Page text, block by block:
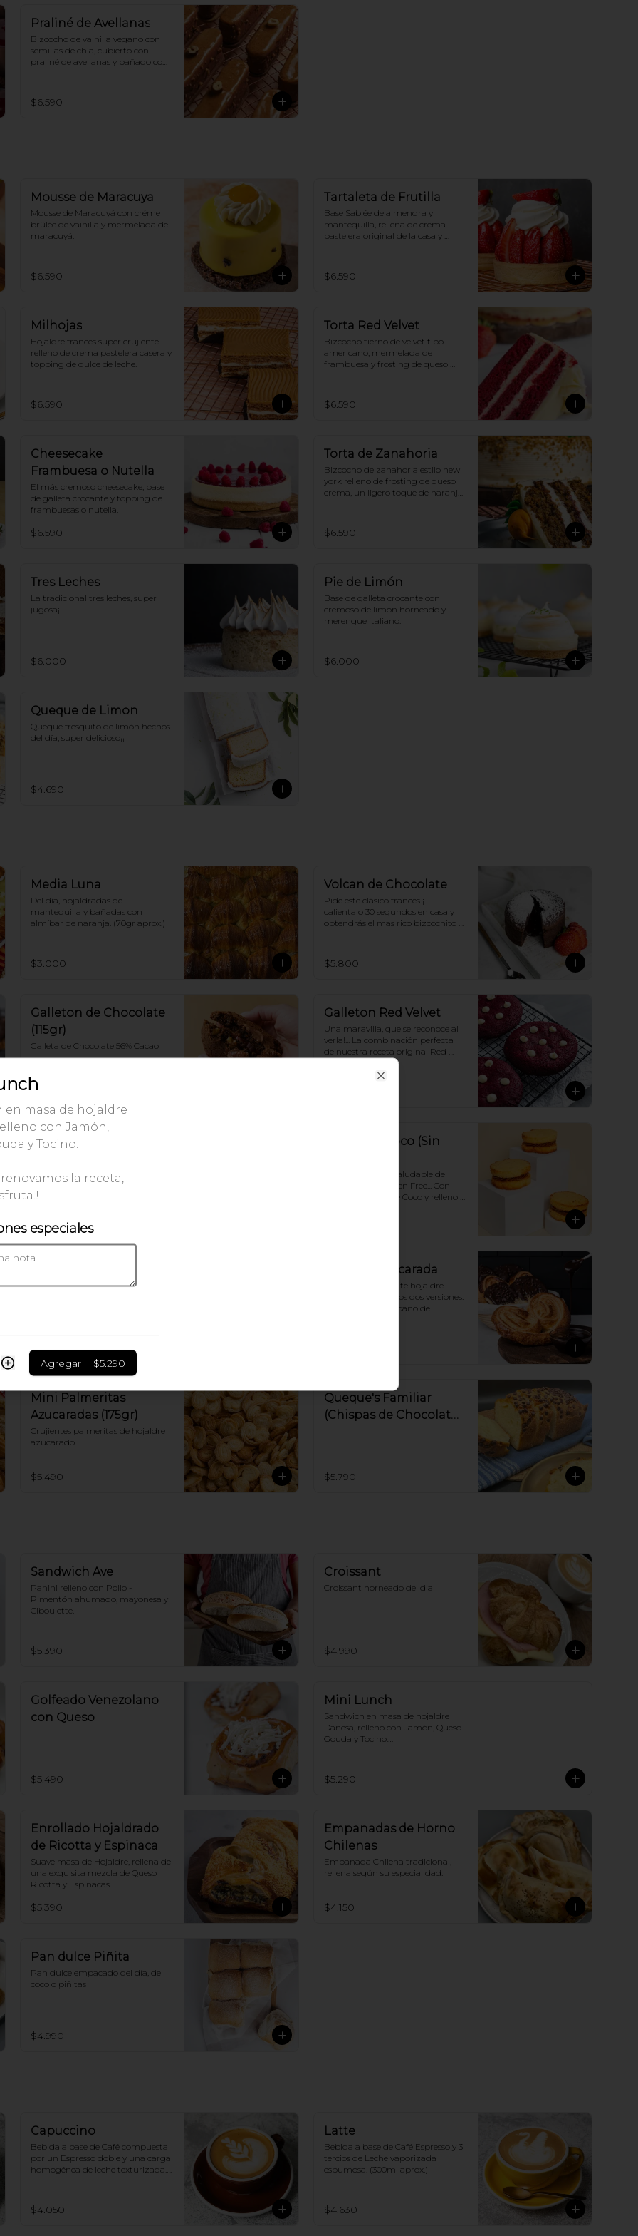
Praliné de Avellanas
Bizcocho de vainilla vegano con
semillas de chía, cubierto con
praliné de avellanas y bañado con
$6.590
Mousse de Maracuya
Mousse de Maracuyá con créme
brûlée de vainilla y mermelada de
maracuyá.
$6.590
Tartaleta de Frutilla
Base Sablée de almendra y
mantequilla, rellena de crema
pastelera original de la casa y
$6.590
Milhojas
Hojaldre frances super crujiente
relleno de crema pastelera casera y
topping de dulce de leche.
$6.590
Torta Red Velvet
Bizcocho tierno de velvet tipo
americano, mermelada de
frambuesa y frosting de queso
$6.590
Cheesecake
Frambuesa o Nutella
El más cremoso cheesecake, base
de galleta crocante y topping de
frambuesas o nutella.
$6.590
Torta de Zanahoria
Bizcocho de zanahoria estilo new
york relleno de frosting de queso
crema, un ligero toque de naranja
$6.590
Tres Leches
La tradicional tres leches, super
jugosa¡
$6.000
Pie de Limón
Base de galleta crocante con
cremoso de limón horneado y
merengue italiano.
$6.000
Queque de Limon
Queque fresquito de limón hechos
del día, super delicioso¡¡
$4.690
Media Luna
Del día, hojaldradas de
mantequilla y bañadas con
almíbar de naranja. (70gr aprox.)
$3.000
Volcan de Chocolate
Pide este clásico francés ¡
calientalo 30 segundos en casa y
obtendrás el mas rico bizcochito
acompañalo con helado de
vainilla y disfruta ¡
$5.800
Galleton de Chocolate
(115gr)
Galleta de Chocolate 56% Cacao
$3.990
Galleton Red Velvet
Una maravilla, que se reconoce al
verla!... La combinación perfecta
de nuestra receta original Red
Velvet y un toque de delicioso
Chocolate blanco.
Galleton de Avena y
Alfajor de Coco (Sin
Una version más saludable del
Alfajor, ahora Gluten Free... Con
deliciosa galleta de Coco y relleno
Canela
$3.200
Palmera Azucarada
Hechas con crujiente hojaldre
azucarado; tenemos dos versiones:
solo azucar o con baño de
Mini Palmeritas
Azucaradas (175gr)
Crujientes palmeritas de hojaldre
azucarado
$5.490
Queque's Familiar
(Chispas de Chocolate
$5.790
Sandwich Ave
Panini relleno con Pollo -
Pimentón ahumado, mayonesa y
Ciboulette.
$5.390
Croissant
Croissant horneado del dia
$4.990
Golfeado Venezolano
con Queso
$5.490
Mini Lunch
Sandwich en masa de hojaldre
Danesa, relleno con Jamón, Queso
Gouda y Tocino.
solo disfruta.!
$5.290
Enrollado Hojaldrado
de Ricotta y Espinaca
Suave masa de Hojaldre, rellena de
una exquisita mezcla de Queso
Ricotta y Espinacas.
$5.390
Empanadas de Horno
Chilenas
Empanada Chilena tradicional,
rellena según su especialidad.
$4.150
Pan dulce Piñita
Pan dulce empacado del día, de
coco o piñitas
$4.990
Capuccino
Bebida a base de Café compuesta
por un Espresso doble y una carga
homogénea de leche texturizada.
$4.050
Latte
Bebida a base de Café Espresso y 3
tercios de Leche vaporizada
espumosa. (300ml aprox.)
$4.630
en masa de hojaldre
con Jamón,
y Tocino.
la receta,
especiales
Agregar $5.290